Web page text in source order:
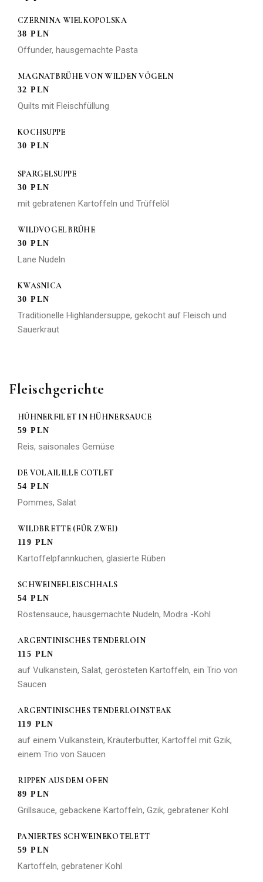
CZERNINA WIELKOPOLSKA
38 PLN
Offunder, hausgemachte Pasta
MAGNATBRÜHE VON WILDEN VÖGELN
32 PLN
Quilts mit Fleischfüllung
KOCHSUPPE
30 PLN
SPARGELSUPPE
30 PLN
mit gebratenen Kartoffeln und Trüffelöl
WILDVOGELBRÜHE
30 PLN
Lane Nudeln
KWAŚNICA
30 PLN
Traditionelle Highlandersuppe, gekocht auf Fleisch und
Sauerkraut
Fleischgerichte
HÜHNERFILET IN HÜHNERSAUCE
59 PLN
Reis, saisonales Gemüse
DE VOLAILILLE COTLET
54 PLN
Pommes, Salat
WILDBRETTE (FÜR ZWEI)
119 PLN
Kartoffelpfannkuchen, glasierte Rüben
SCHWEINEFLEISCHHALS
54 PLN
Röstensauce, hausgemachte Nudeln, Modra -Kohl
ARGENTINISCHES TENDERLOIN
115 PLN
auf Vulkanstein, Salat, gerösteten Kartoffeln, ein Trio von
Saucen
ARGENTINISCHES TENDERLOINSTEAK
119 PLN
auf einem Vulkanstein, Kräuterbutter, Kartoffel mit Gzik,
einem Trio von Saucen
RIPPEN AUS DEM OFEN
89 PLN
Grillsauce, gebackene Kartoffeln, Gzik, gebratener Kohl
PANIERTES SCHWEINEKOTELETT
59 PLN
Kartoffeln, gebratener Kohl